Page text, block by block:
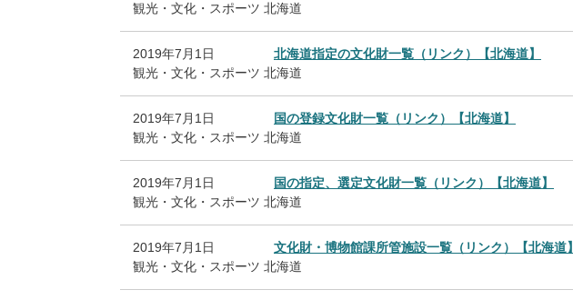
観光・文化・スポーツ 北海道
2019年7月1日
北海道指定の文化財一覧（リンク）【北海道】
観光・文化・スポーツ 北海道
2019年7月1日
国の登録文化財一覧（リンク）【北海道】
観光・文化・スポーツ 北海道
2019年7月1日
国の指定、選定文化財一覧（リンク）【北海道】
観光・文化・スポーツ 北海道
2019年7月1日
文化財・博物館課所管施設一覧（リンク）【北海道】
観光・文化・スポーツ 北海道